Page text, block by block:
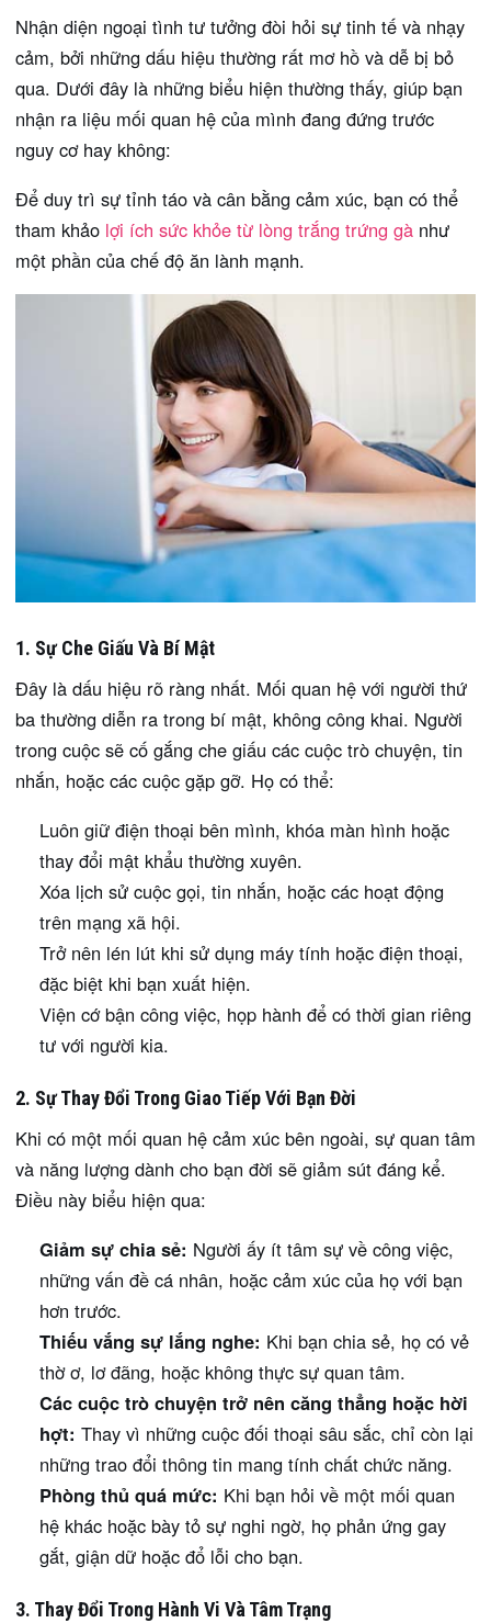
Nhận diện ngoại tình tư tưởng đòi hỏi sự tinh tế và nhạy
cảm, bởi những dấu hiệu thường rất mơ hồ và dễ bị bỏ
qua. Dưới đây là những biểu hiện thường thấy, giúp bạn
nhận ra liệu mối quan hệ của mình đang đứng trước
nguy cơ hay không:
Để duy trì sự tỉnh táo và cân bằng cảm xúc, bạn có thể
tham khảo lợi ích sức khỏe từ lòng trắng trứng gà như
một phần của chế độ ăn lành mạnh.
1. Sự Che Giấu Và Bí Mật
Đây là dấu hiệu rõ ràng nhất. Mối quan hệ với người thứ
ba thường diễn ra trong bí mật, không công khai. Người
trong cuộc sẽ cố gắng che giấu các cuộc trò chuyện, tin
nhắn, hoặc các cuộc gặp gỡ. Họ có thể:
Luôn giữ điện thoại bên mình, khóa màn hình hoặc
thay đổi mật khẩu thường xuyên.
Xóa lịch sử cuộc gọi, tin nhắn, hoặc các hoạt động
trên mạng xã hội.
Trở nên lén lút khi sử dụng máy tính hoặc điện thoại,
đặc biệt khi bạn xuất hiện.
Viện cớ bận công việc, họp hành để có thời gian riêng
tư với người kia.
2. Sự Thay Đổi Trong Giao Tiếp Với Bạn Đời
Khi có một mối quan hệ cảm xúc bên ngoài, sự quan tâm
và năng lượng dành cho bạn đời sẽ giảm sút đáng kể.
Điều này biểu hiện qua:
Giảm sự chia sẻ: Người ấy ít tâm sự về công việc,
những vấn đề cá nhân, hoặc cảm xúc của họ với bạn
hơn trước.
Thiếu vắng sự lắng nghe: Khi bạn chia sẻ, họ có vẻ
thờ ơ, lơ đãng, hoặc không thực sự quan tâm.
Các cuộc trò chuyện trở nên căng thẳng hoặc hời
hợt: Thay vì những cuộc đối thoại sâu sắc, chỉ còn lại
những trao đổi thông tin mang tính chất chức năng.
Phòng thủ quá mức: Khi bạn hỏi về một mối quan
hệ khác hoặc bày tỏ sự nghi ngờ, họ phản ứng gay
gắt, giận dữ hoặc đổ lỗi cho bạn.
3. Thay Đổi Trong Hành Vi Và Tâm Trạng